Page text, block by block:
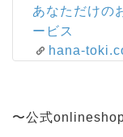
あなただけの
ービス
hana-
〜公式